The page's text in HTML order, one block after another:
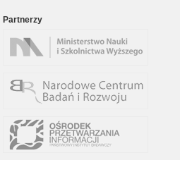
Partnerzy